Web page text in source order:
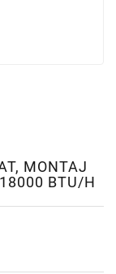
MONTAJ
BTU/H